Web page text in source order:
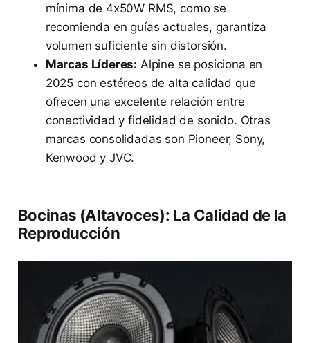
mínima de 4x50W RMS, como se
recomienda en guías actuales, garantiza
volumen suficiente sin distorsión.
Marcas Líderes: Alpine se posiciona en
2025 con estéreos de alta calidad que
ofrecen una excelente relación entre
conectividad y fidelidad de sonido. Otras
marcas consolidadas son Pioneer, Sony,
Kenwood y JVC.
Bocinas (Altavoces): La Calidad de la
Reproducción